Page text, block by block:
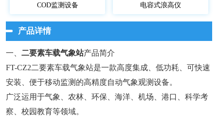
COD监测设备 电容式浪高仪
产品详情
一、 二要素车载气象站产品简介
FT-CZ2二要素车载气象站是一款高度集成、低功耗、可快速
安装、便于移动监测的高精度自动气象观测设备。
广泛运用于气象、农林、环保、海洋、机场、港口、科学考
察、校园教育等领域。